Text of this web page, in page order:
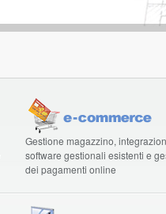
Gestione magazzino,
software gestionali esistenti e
dei pagamenti online